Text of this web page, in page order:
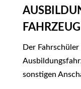
Der
sonstigen